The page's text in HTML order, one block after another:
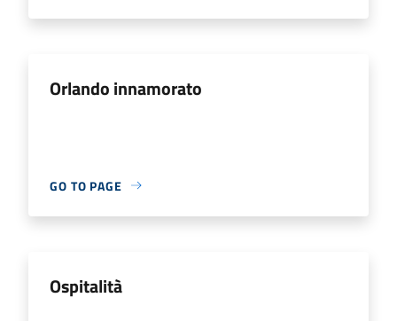
Orlando innamorato
GO TO PAGE
Ospitalità